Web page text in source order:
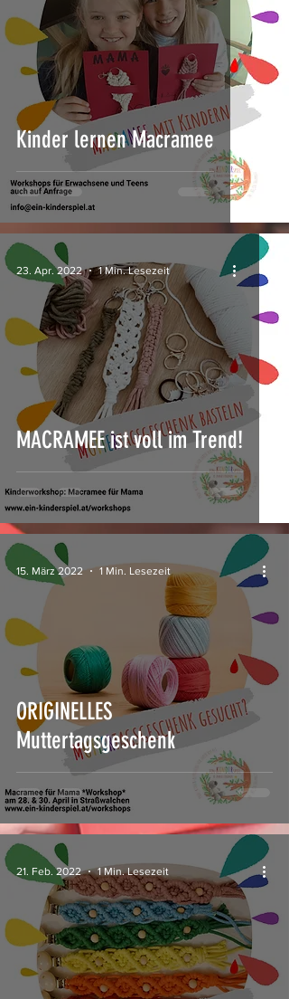
Kinder lernen Macramee
MACRAMEE ist voll im Trend!
23. Apr. 2022 1 Min. Lesezeit
ORIGINELLES
Muttertagsgeschenk
15. März 2022 1 Min. Lesezeit
21. Feb. 2022 1 Min. Lesezeit